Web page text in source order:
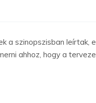
a szinopszisban leírtak,
ahhoz, hogy a